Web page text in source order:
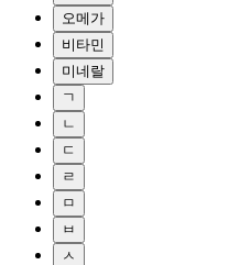
오메가
비타민
미네랄
ㄱ
ㄴ
ㄷ
ㄹ
ㅁ
ㅂ
ㅅ